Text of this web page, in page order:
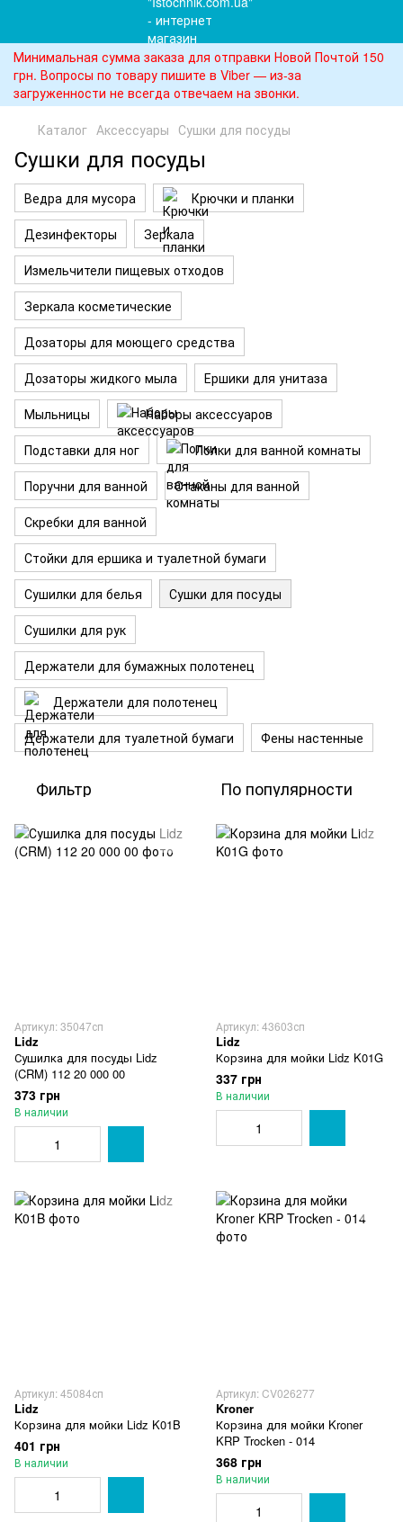
Минимальная сумма заказа для отправки Новой Почтой 150
грн. Вопросы по товару пишите в Viber — из-за
загруженности не всегда отвечаем на звонки.
Каталог Аксессуары Сушки для посуды
Сушки для посуды
Ведра для мусора
Крючки и планки
Дезинфекторы
Зеркала
Измельчители пищевых отходов
Зеркала косметические
Дозаторы для моющего средства
Дозаторы жидкого мыла
Ершики для унитаза
Мыльницы
Наборы аксессуаров
Подставки для ног
Полки для ванной комнаты
Поручни для ванной
Стаканы для ванной
Скребки для ванной
Стойки для ершика и туалетной бумаги
Сушилки для белья
Сушки для посуды
Сушилки для рук
Держатели для бумажных полотенец
Держатели для полотенец
Держатели для туалетной бумаги
Фены настенные
Фильтр По популярности
Артикул: 35047сп
Lidz
Сушилка для посуды Lidz
(CRM) 112 20 000 00
373 грн
В наличии
Артикул: 43603сп
Lidz
Корзина для мойки Lidz K01G
337 грн
В наличии
Артикул: 45084сп
Lidz
Корзина для мойки Lidz K01B
401 грн
В наличии
Артикул: CV026277
Kroner
Корзина для мойки Kroner
KRP Trocken - 014
368 грн
В наличии